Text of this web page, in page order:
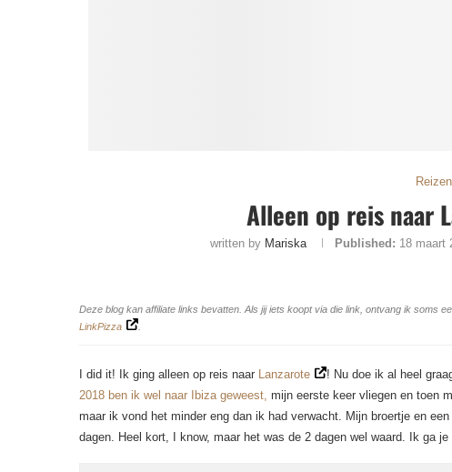
Reizen
Alleen op reis naar
written by Mariska Published: 18 maart
Deze blog kan affiliate links bevatten. Als jij iets koopt via die link, ontvang ik soms
LinkPizza
I did it! Ik ging alleen op reis naar Lanzarote ! Nu doe ik al heel
2018 ben ik wel naar Ibiza geweest, mijn eerste keer vliegen en toen
maar ik vond het minder eng dan ik had verwacht. Mijn broertje en
dagen. Heel kort, I know, maar het was de 2 dagen wel waard. Ik ga